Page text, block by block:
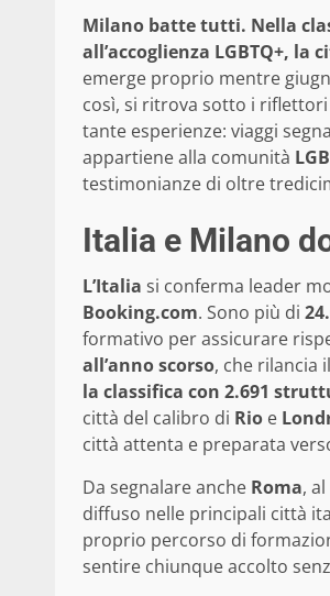
Milano batte tutti. Nella
all’accoglienza LGBTQ+,
emerge proprio mentre
così, si ritrova sotto i riflettori
tante esperienze: viaggi
appartiene alla comunità
testimonianze di oltre
Italia e Milano
L’Italia si conferma leader
Booking.com. Sono più di
formativo per assicurare
all’anno scorso, che rilancia
la classifica con 2.691
città del calibro di Rio e
città attenta e preparata
Da segnalare anche Roma,
diffuso nelle principali città
proprio percorso di
sentire chiunque accolto